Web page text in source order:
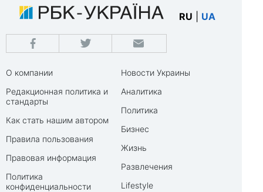
RU UA
О компании
Редакционная политика и
стандарты
Как стать нашим автором
Правила пользования
Правовая информация
Политика
конфиденциальности
Новости Украины
Аналитика
Политика
Бизнес
Жизнь
Развлечения
Lifestyle